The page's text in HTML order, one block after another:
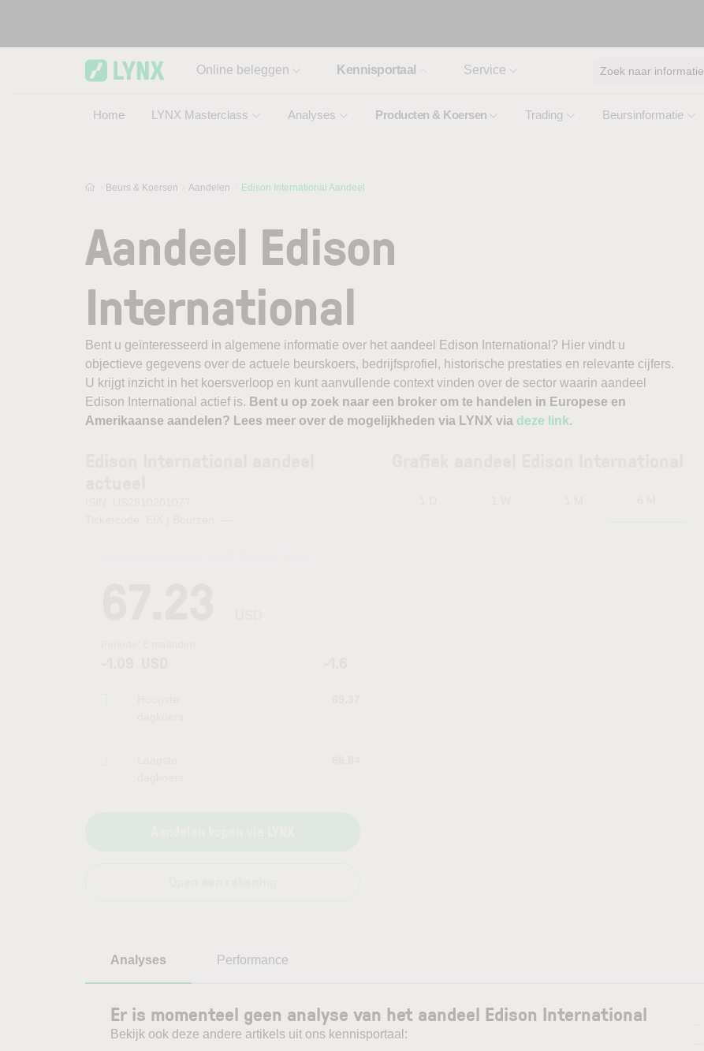
Online beleggen Kennisportaal
Home LYNX Masterclass Analyses Producten & Koersen Trading Beursinformatie
Service Zoek naar informatie
Beurs & Koersen Aandelen Edison International Aandeel
Aandeel Edison
International
Bent u geïnteresseerd in algemene informatie over het aandeel Edison International? Hier vindt u
objectieve gegevens over de actuele beurskoers, bedrijfsprofiel, historische prestaties en relevante cijfers.
U krijgt inzicht in het koersverloop en kunt aanvullende context vinden over de sector waarin aandeel
Edison International actief is. Bent u op zoek naar een broker om te handelen in Europese en
Amerikaanse aandelen? Lees meer over de mogelijkheden via LYNX via deze link.
Analyses Performance
Er is momenteel geen analyse van het aandeel Edison International
Bekijk ook deze andere artikels uit ons kennisportaal: